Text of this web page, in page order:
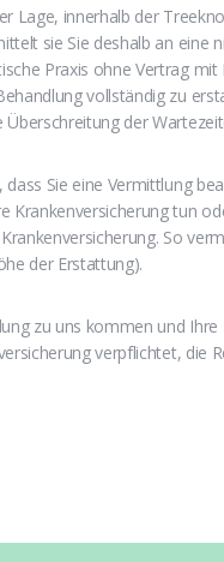
Lage, innerhalb der
sie Sie deshalb an eine
Praxis ohne Vertrag mit
vollständig zu
der
Sie eine Vermittlung
Krankenversicherung tun
So
der Erstattung).
zu uns kommen und
verpflichtet, die